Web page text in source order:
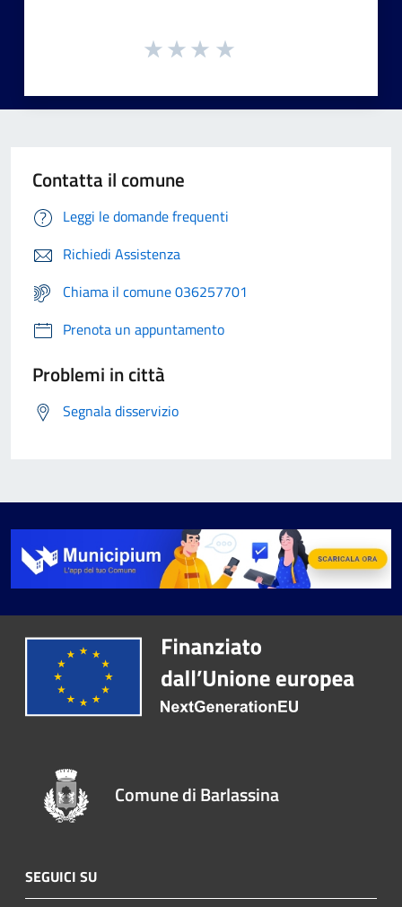
Contatta il comune
Leggi le domande frequenti
Richiedi Assistenza
Chiama il comune 036257701
Prenota un appuntamento
Problemi in città
Segnala disservizio
Comune di Barlassina
SEGUICI SU